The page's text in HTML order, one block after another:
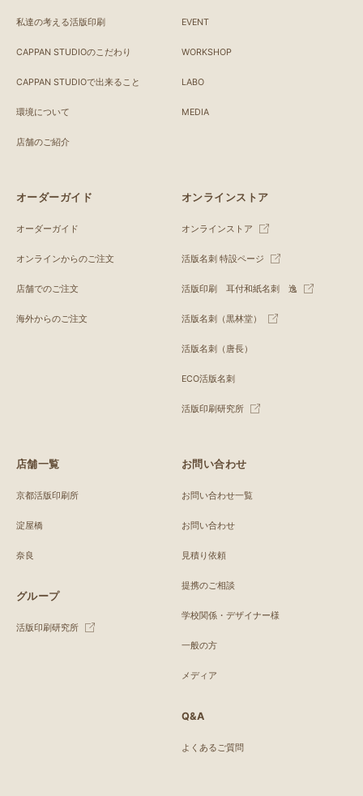
私達の考える活版印刷
CAPPAN STUDIOのこだわり
CAPPAN STUDIOで出来ること
環境について
店舗のご紹介
EVENT
WORKSHOP
LABO
MEDIA
オーダーガイド
オーダーガイド
オンラインからのご注文
店舗でのご注文
海外からのご注文
オンラインストア
オンラインストア
活版名刺 特設ページ
活版印刷 耳付和紙名刺 逸
活版名刺（黒林堂）
活版名刺（唐長）
ECO活版名刺
活版印刷研究所
店舗一覧
京都活版印刷所
淀屋橋
奈良
グループ
活版印刷研究所
お問い合わせ
お問い合わせ一覧
お問い合わせ
見積り依頼
提携のご相談
学校関係・デザイナー様
一般の方
メディア
Q&A
よくあるご質問